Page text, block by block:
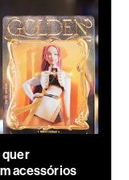
quer
acessórios